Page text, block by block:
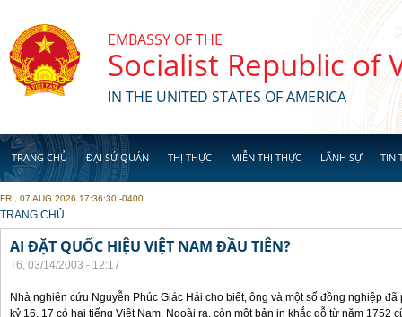
EMBASSY OF THE
Socialist Republic of
IN THE UNITED STATES OF AMERICA
TRANG CHỦ ĐẠI SỨ QUÁN THỊ THỰC MIỄN THỊ THỰC LÃNH SỰ TIN
FRI, 07 AUG 2026 17:36:30 -0400
YOU ARE HERE
TRANG CHỦ
AI ĐẶT QUỐC HIỆU VIỆT NAM ĐẦU TIÊN?
T6, 03/14/2003 - 12:17
Nhà nghiên cứu Nguyễn Phúc Giác Hải cho biết, ông và một số đồng nghiệp
kỷ 16, 17 có hai tiếng Việt Nam. Ngoài ra, còn một bản in khắc gỗ từ năm 1752